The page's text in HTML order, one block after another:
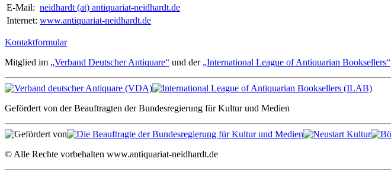
E-Mail: neidhardt (at) antiquariat-neidhardt.de
Internet: www.antiquariat-neidhardt.de
Kontaktformular
Mitglied im „Verband Deutscher Antiquare“ und der „International League of Antiquarian Booksellers“
Gefördert von der Beauftragten der Bundesregierung für Kultur und Medien
© Alle Rechte vorbehalten www.antiquariat-neidhardt.de